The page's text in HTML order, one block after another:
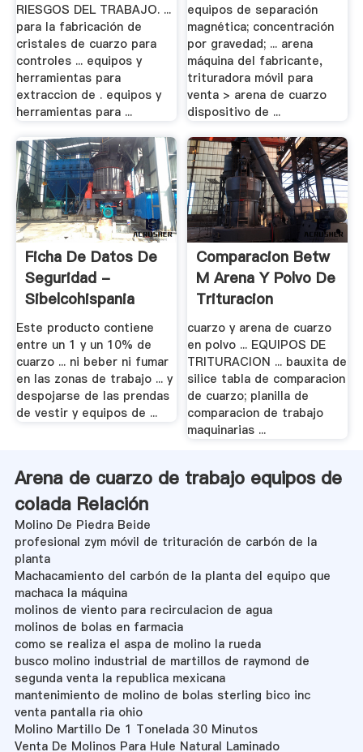
RIESGOS DEL TRABAJO. ...
para la fabricación de
cristales de cuarzo para
controles ... equipos y
herramientas para
extraccion de . equipos y
herramientas para ...
equipos de separación
magnética; concentración
por gravedad; ... arena
máquina del fabricante,
trituradora móvil para
venta > arena de cuarzo
dispositivo de ...
Ficha De Datos De
Seguridad -
Sibelcohispania
Este producto contiene
entre un 1 y un 10% de
cuarzo ... ni beber ni fumar
en las zonas de trabajo ... y
despojarse de las prendas
de vestir y equipos de ...
Comparacion Betw
M Arena Y Polvo De
Trituracion
cuarzo y arena de cuarzo
en polvo ... EQUIPOS DE
TRITURACION ... bauxita de
silice tabla de comparacion
de cuarzo; planilla de
comparacion de trabajo
maquinarias ...
Arena de cuarzo de trabajo equipos de
colada Relación
Molino De Piedra Beide
profesional zym móvil de trituración de carbón de la
planta
Machacamiento del carbón de la planta del equipo que
machaca la máquina
molinos de viento para recirculacion de agua
molinos de bolas en farmacia
como se realiza el aspa de molino la rueda
busco molino industrial de martillos de raymond de
segunda venta la republica mexicana
mantenimiento de molino de bolas sterling bico inc
venta pantalla ria ohio
Molino Martillo De 1 Tonelada 30 Minutos
Venta De Molinos Para Hule Natural Laminado